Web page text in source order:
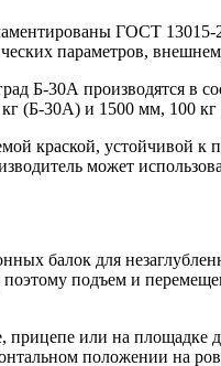
ГОСТ 13015-
параметров,
Б-30А производятся
кг (Б-30А) и 1500 мм, 100
краской, устойчивой
может
балок для
подъем и
прицепе или на
положении на